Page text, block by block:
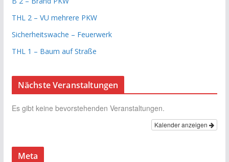
THL 2 – VU mehrere PKW
Sicherheitswache – Feuerwerk
THL 1 – Baum auf Straße
Nächste Veranstaltungen
Es gibt keine bevorstehenden Veranstaltungen.
Kalender anzeigen
Meta